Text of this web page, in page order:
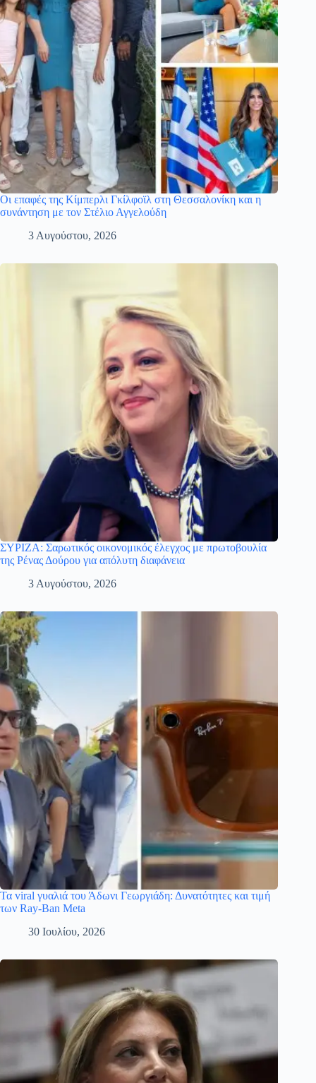
Οι επαφές της Κίμπερλι Γκίλφοϊλ στη Θεσσαλονίκη και η
συνάντηση με τον Στέλιο Αγγελούδη
3 Αυγούστου, 2026
ΣΥΡΙΖΑ: Σαρωτικός οικονομικός έλεγχος με πρωτοβουλία
της Ρένας Δούρου για απόλυτη διαφάνεια
3 Αυγούστου, 2026
Τα viral γυαλιά του Άδωνι Γεωργιάδη: Δυνατότητες και τιμή
των Ray-Ban Meta
30 Ιουλίου, 2026